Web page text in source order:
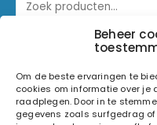
Beheer
Om de beste ervaringen te
cookies om informatie over
raadplegen. Door in te
gegevens zoals surfgedrag of